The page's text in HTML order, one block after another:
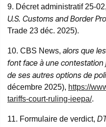
9. Décret administratif 25-02,
U.S. Customs and Border
Trade 23 déc. 2025).
10. CBS News, alors que
font face à une
de ses autres options de
décembre 2025), https://
tariffs-court-ruling-ieepa/.
11. Formulaire de verdict,